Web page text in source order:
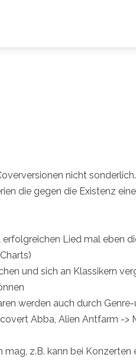
nicht
die gegen die Existenz
Lied mal eben
und sich an Klassikern
werden auch durch
Abba, Alien Antfarm ->
z.B. kann bei Konzerten